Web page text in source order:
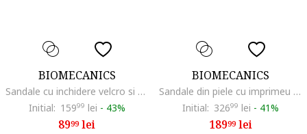
BIOMECANICS
Sandale cu inchidere velcro si model uni, Roz aprins
Initial: 15999 lei - 43%
8999lei
BIOMECANICS
Sandale din piele cu imprimeu acvatic, Galben pal/Alb murdar
Initial: 32699 lei - 41%
18999lei